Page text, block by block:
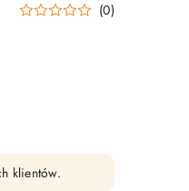
(0)
klientów.